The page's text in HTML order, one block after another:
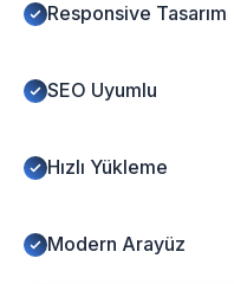
Responsive Tasarım
SEO Uyumlu
Hızlı Yükleme
Modern Arayüz